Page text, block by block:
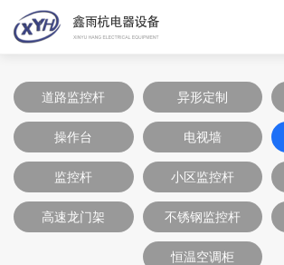
道路监控杆 异形定制
操作台 电视墙
监控杆 小区监控杆
高速龙门架 不锈钢监控杆
恒温空调柜